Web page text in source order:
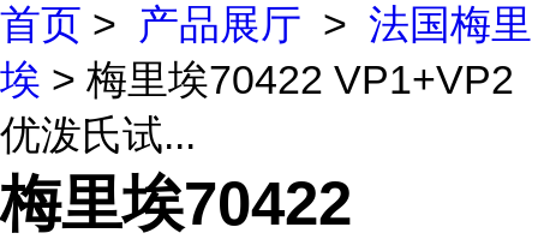
首页 > 产品展厅 > 法国梅里
埃 > 梅里埃70422 VP1+VP2
优泼氏试...
梅里埃70422